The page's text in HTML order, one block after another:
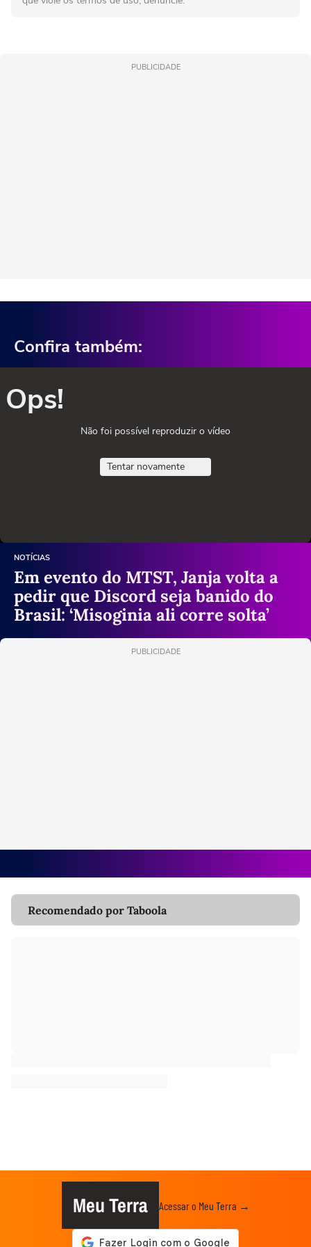
PUBLICIDADE
Confira também:
Ops!
Não foi possível reproduzir o vídeo
Tentar novamente
NOTÍCIAS
Em evento do MTST, Janja volta a
pedir que Discord seja banido do
Brasil: ‘Misoginia ali corre solta’
PUBLICIDADE
Recomendado por Taboola
Meu Terra Acessar o Meu Terra →